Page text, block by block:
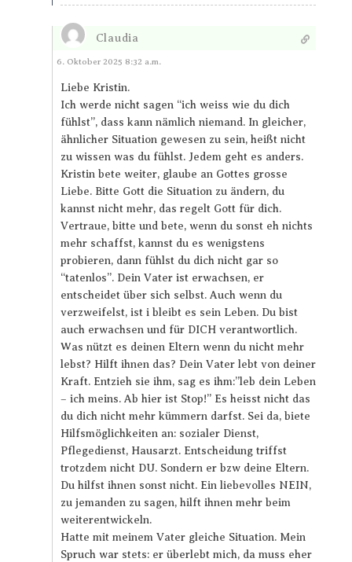
Claudia
Antworten
6. Oktober 2025 8:32 a.m.
Liebe Kristin.
Ich werde nicht sagen “ich weiss wie du dich
fühlst”, dass kann nämlich niemand. In gleicher,
ähnlicher Situation gewesen zu sein, heißt nicht
zu wissen was du fühlst. Jedem geht es anders.
Kristin bete weiter, glaube an Gottes grosse
Liebe. Bitte Gott die Situation zu ändern, du
kannst nicht mehr, das regelt Gott für dich.
Vertraue, bitte und bete, wenn du sonst eh nichts
mehr schaffst, kannst du es wenigstens
probieren, dann fühlst du dich nicht gar so
“tatenlos”. Dein Vater ist erwachsen, er
entscheidet über sich selbst. Auch wenn du
verzweifelst, ist i bleibt es sein Leben. Du bist
auch erwachsen und für DICH verantwortlich.
Was nützt es deinen Eltern wenn du nicht mehr
lebst? Hilft ihnen das? Dein Vater lebt von deiner
Kraft. Entzieh sie ihm, sag es ihm:”leb dein Leben
– ich meins. Ab hier ist Stop!” Es heisst nicht das
du dich nicht mehr kümmern darfst. Sei da, biete
Hilfsmöglichkeiten an: sozialer Dienst,
Pflegedienst, Hausarzt. Entscheidung triffst
trotzdem nicht DU. Sondern er bzw deine Eltern.
Du hilfst ihnen sonst nicht. Ein liebevolles NEIN,
zu jemanden zu sagen, hilft ihnen mehr beim
weiterentwickeln.
Hatte mit meinem Vater gleiche Situation. Mein
Spruch war stets: er überlebt mich, da muss eher